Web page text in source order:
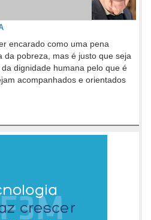
encarado como uma pena
da pobreza, mas é justo que seja
dignidade humana pelo que é
acompanhados e orientados